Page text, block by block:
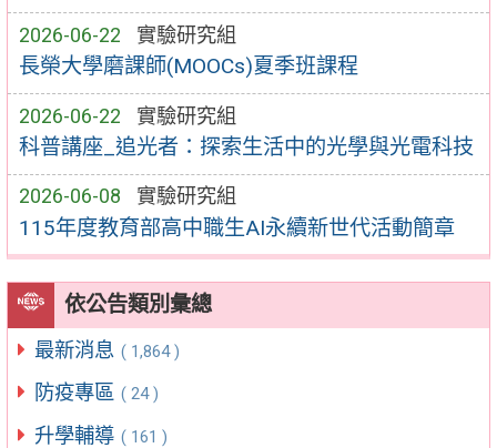
2026-06-22 實驗研究組
長榮大學磨課師(MOOCs)夏季班課程
2026-06-22 實驗研究組
科普講座_追光者：探索生活中的光學與光電科技
2026-06-08 實驗研究組
115年度教育部高中職生AI永續新世代活動簡章
依公告類別彙總
最新消息 ( 1,864 )
防疫專區 ( 24 )
升學輔導 ( 161 )